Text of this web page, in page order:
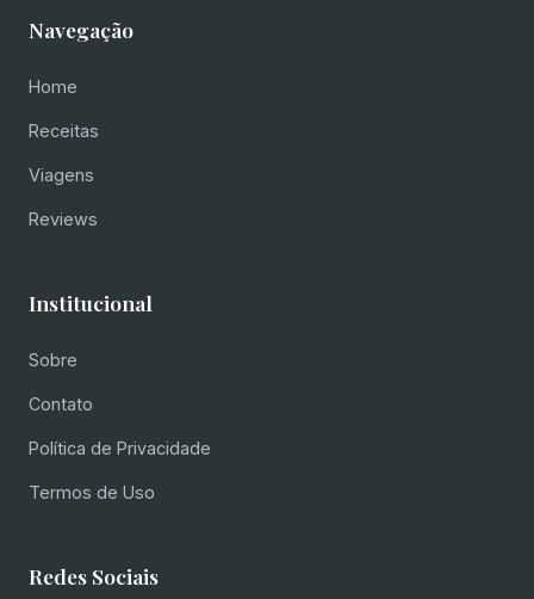
Navegação
Home
Receitas
Viagens
Reviews
Institucional
Sobre
Contato
Política de Privacidade
Termos de Uso
Redes Sociais